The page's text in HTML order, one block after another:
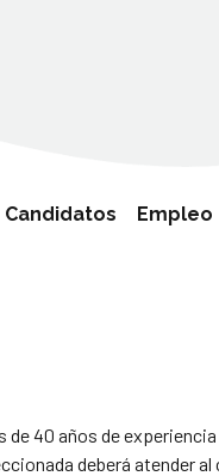
Candidatos Empleo
40 años de
deberá atender